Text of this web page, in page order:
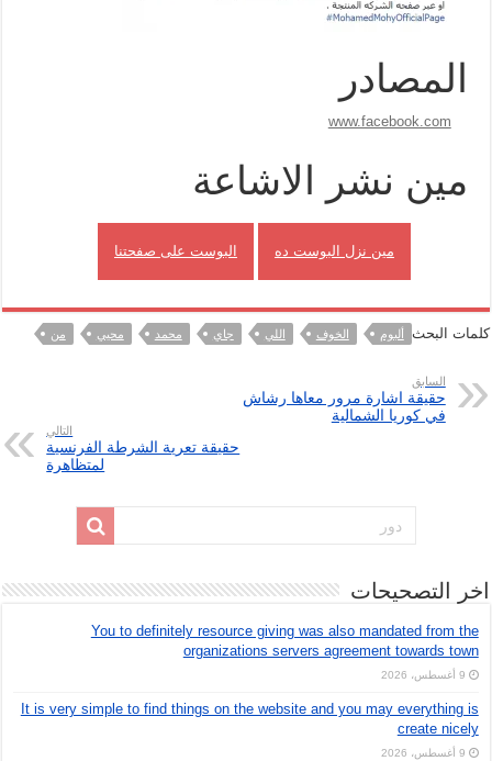
المصادر
www.facebook.com
مين نشر الاشاعة
مين نزل البوست ده البوست على صفحتنا
كلمات البحث ألبوم الخوف اللي جاي محمد محيي من
السابق
حقيقة اشارة مرور معاها رشاش
في كوريا الشمالية
التالي
حقيقة تعرية الشرطة الفرنسية
لمتظاهرة
اخر التصحيحات
You to definitely resource giving was also mandated from the
organizations servers agreement towards town
9 أغسطس، 2026
It is very simple to find things on the website and you may everything is
create nicely
9 أغسطس، 2026